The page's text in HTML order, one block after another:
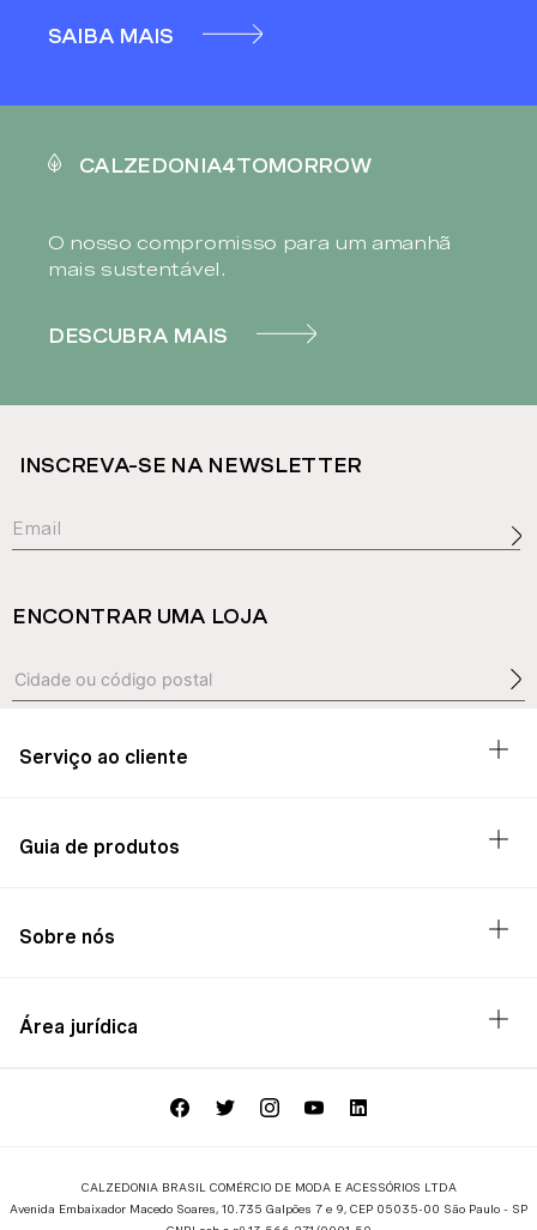
SAIBA MAIS
CALZEDONIA4TOMORROW
O nosso compromisso para um amanhã
mais sustentável.
DESCUBRA MAIS
INSCREVA-SE NA NEWSLETTER
ENCONTRAR UMA LOJA
Serviço ao cliente
Guia de produtos
Sobre nós
Área jurídica
CALZEDONIA BRASIL COMÉRCIO DE MODA E ACESSÓRIOS LTDA
Avenida Embaixador Macedo Soares, 10.735 Galpões 7 e 9, CEP 05035-00 São Paulo - SP